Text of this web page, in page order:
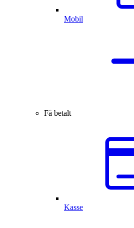
Mobil
Få betalt
Kasse